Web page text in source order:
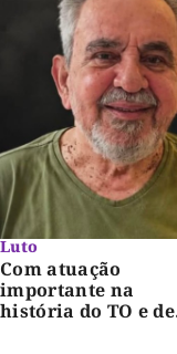
Luto
Com atuação
importante na
história do TO e de